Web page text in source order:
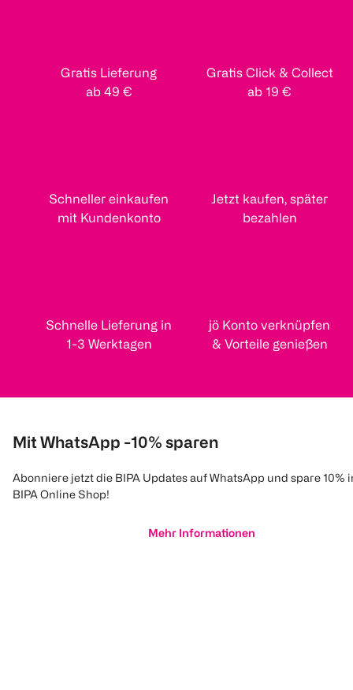
Gratis Lieferung
ab 49 €
Gratis Click & Collect
ab 19 €
Schneller einkaufen
mit Kundenkonto
Jetzt kaufen, später
bezahlen
Schnelle Lieferung in
1-3 Werktagen
jö Konto verknüpfen
& Vorteile genießen
Mit WhatsApp -10% sparen
Abonniere jetzt die BIPA Updates auf WhatsApp und spare 10%
BIPA Online Shop!
Mehr Informationen